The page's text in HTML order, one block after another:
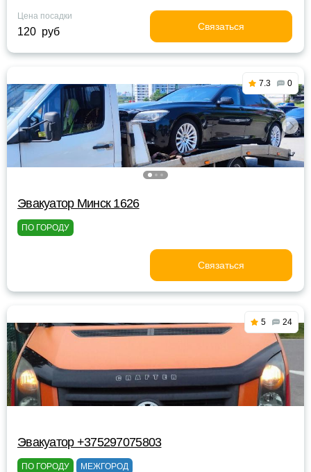
Цена посадки
120 руб Связаться
7.3 0
Эвакуатор Минск 1626
ПО ГОРОДУ
Связаться
5 24
Эвакуатор +375297075803
ПО ГОРОДУ МЕЖГОРОД